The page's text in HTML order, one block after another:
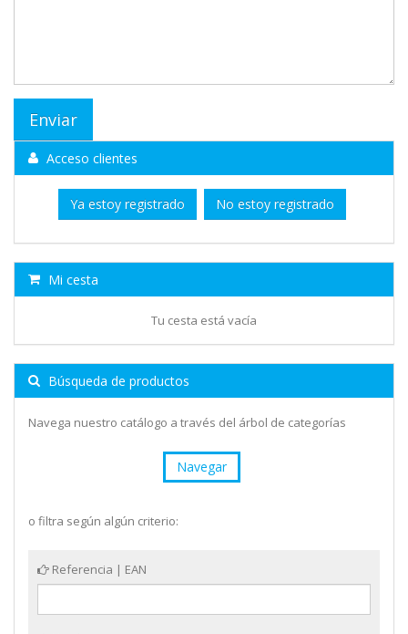
Acceso clientes
Ya estoy registrado No estoy registrado
Mi cesta
Tu cesta está vacía
Búsqueda de productos
Navega nuestro catálogo a través del árbol de categorías
Navegar
o filtra según algún criterio:
Referencia | EAN